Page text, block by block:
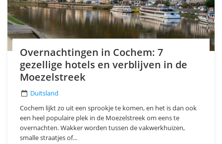
Overnachtingen in Cochem: 7
gezellige hotels en verblijven in de
Moezelstreek
Duitsland
Cochem lijkt zo uit een sprookje te komen, en het is dan ook
een heel populaire plek in de Moezelstreek om eens te
overnachten. Wakker worden tussen de vakwerkhuizen,
smalle straatjes of...